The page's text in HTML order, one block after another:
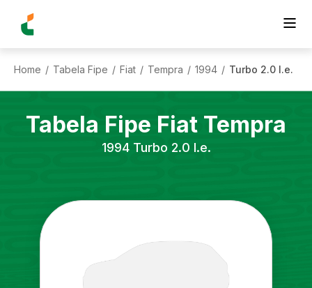
Home / Tabela Fipe / Fiat / Tempra / 1994 / Turbo 2.0 I.e.
Tabela Fipe Fiat Tempra
1994 Turbo 2.0 I.e.